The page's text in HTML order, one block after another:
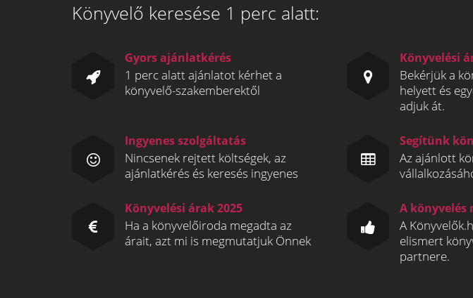
Könyvelő keresése 1 perc alatt:
Gyors ajánlatkérés
1 perc alatt ajánlatot kérhet a
könyvelő-szakemberektől
Könyvelési
Bekérjük a
helyett és
adjuk át.
Ingyenes szolgáltatás
Nincsenek rejtett költségek, az
ajánlatkérés és keresés ingyenes
Segítünk
Az ajánlott
Könyvelési árak 2025
Ha a könyvelőiroda megadta az
árait, azt mi is megmutatjuk Önnek
A könyvelés
A
elismert
partnere.